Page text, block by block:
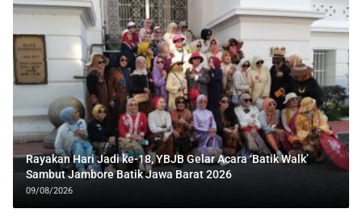
Rayakan Hari Jadi ke-18, YBJB Gelar Acara ‘Batik Walk’
Sambut Jambore Batik Jawa Barat 2026
09/08/2026